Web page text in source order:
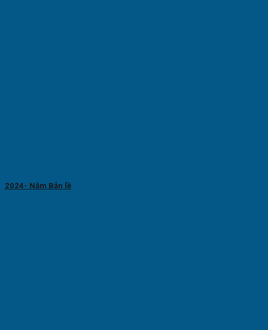
2024- Năm Bản lề